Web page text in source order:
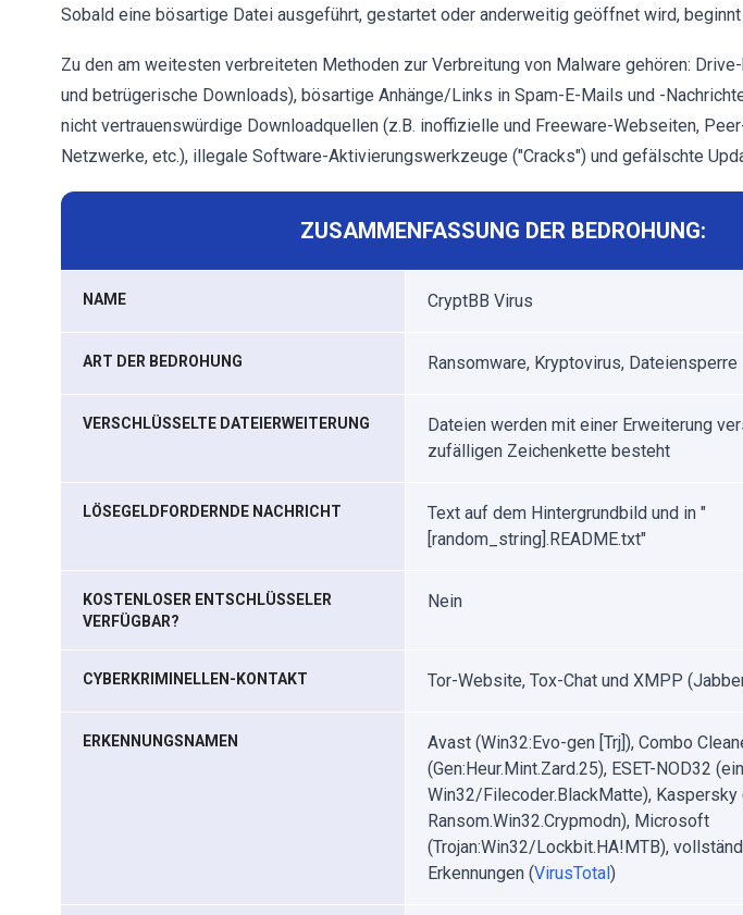
Sobald eine bösartige Datei ausgeführt, gestartet oder anderweitig geöffnet wird,
Zu den am weitesten verbreiteten Methoden zur Verbreitung von Malware gehören:
und betrügerische Downloads), bösartige Anhänge/Links in Spam-E-Mails und -
nicht vertrauenswürdige Downloadquellen (z.B. inoffizielle und Freeware-Webseiten,
Netzwerke, etc.), illegale Software-Aktivierungswerkzeuge ("Cracks") und gefälschte
ZUSAMMENFASSUNG DER BEDROHUNG:
NAME CryptBB Virus
ART DER BEDROHUNG Ransomware, Kryptovirus, Dateiensperre
VERSCHLÜSSELTE DATEIERWEITERUNG
Dateien werden mit einer Erweiterung
zufälligen Zeichenkette besteht
LÖSEGELDFORDERNDE NACHRICHT
Text auf dem Hintergrundbild und in "
[random_string].README.txt"
KOSTENLOSER ENTSCHLÜSSELER
VERFÜGBAR?
Nein
CYBERKRIMINELLEN-KONTAKT Tor-Website, Tox-Chat und XMPP
ERKENNUNGSNAMEN
Avast (Win32:Evo-gen [Trj]), Combo
(Gen:Heur.Mint.Zard.25), ESET-NOD32
Win32/Filecoder.BlackMatte), Kaspersky
Ransom.Win32.Crypmodn), Microsoft
(Trojan:Win32/Lockbit.HA!MTB),
Erkennungen (VirusTotal)